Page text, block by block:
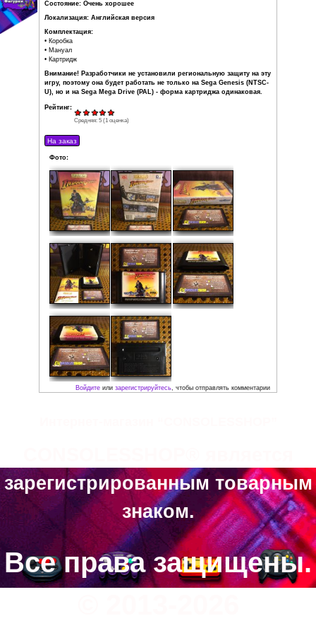
солдат фашистской Германии, который
также направляется на поиски чаши.
Издатель: U.S. Gold
Дата выпуска: 1992
Регион: NTSC-U(нет региональной защиты)
Кол-во игроков: 1
Состояние: Очень хорошее
Локализация: Английская версия
Комплектация:
• Коробка
• Мануал
• Картридж
Внимание! Разработчики не установили
игру, поэтому она будет работать не только на Sega
U), но и на Sega Mega Drive (PAL) - форма картриджа
Рейтинг:
Средняя:5 (1оценка)
Фото:
зарегистрированным товарным
знаком.
Все права защищены.